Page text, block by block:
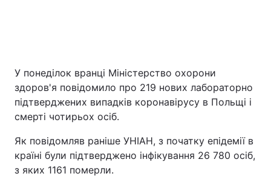
У понеділок вранці Міністерство охорони
здоров'я повідомило про 219 нових лабораторно
підтверджених випадків коронавірусу в Польщі і
смерті чотирьох осіб.
Як повідомляв раніше УНІАН, з початку епідемії в
країні були підтверджено інфікування 26 780 осіб,
з яких 1161 померли.